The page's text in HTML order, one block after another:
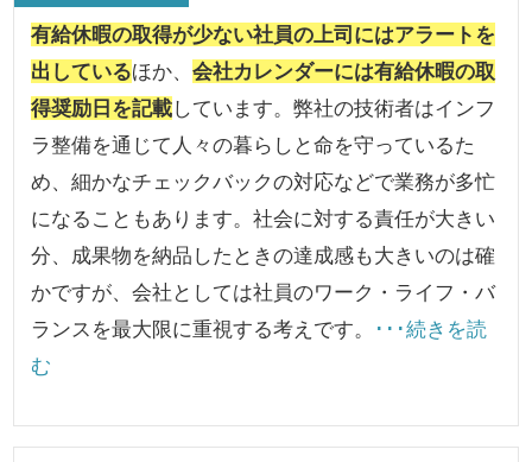
有給休暇の取得が少ない社員の上司にはアラートを
出しているほか、会社カレンダーには有給休暇の取
得奨励日を記載しています。弊社の技術者はインフ
ラ整備を通じて人々の暮らしと命を守っているた
め、細かなチェックバックの対応などで業務が多忙
になることもあります。社会に対する責任が大きい
分、成果物を納品したときの達成感も大きいのは確
かですが、会社としては社員のワーク・ライフ・バ
ランスを最大限に重視する考えです。
･･･続きを読
む